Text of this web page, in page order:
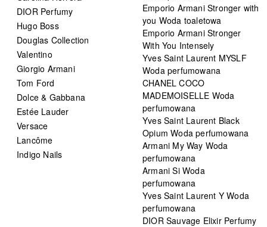
DIOR Perfumy
Hugo Boss
Douglas Collection
Valentino
Giorgio Armani
Tom Ford
Dolce & Gabbana
Estée Lauder
Versace
Lancôme
Indigo Nails
Emporio Armani Stronger with
you Woda toaletowa
Emporio Armani Stronger
With You Intensely
Yves Saint Laurent MYSLF
Woda perfumowana
CHANEL COCO
MADEMOISELLE Woda
perfumowana
Yves Saint Laurent Black
Opium Woda perfumowana
Armani My Way Woda
perfumowana
Armani Si Woda
perfumowana
Yves Saint Laurent Y Woda
perfumowana
DIOR Sauvage Elixir Perfumy